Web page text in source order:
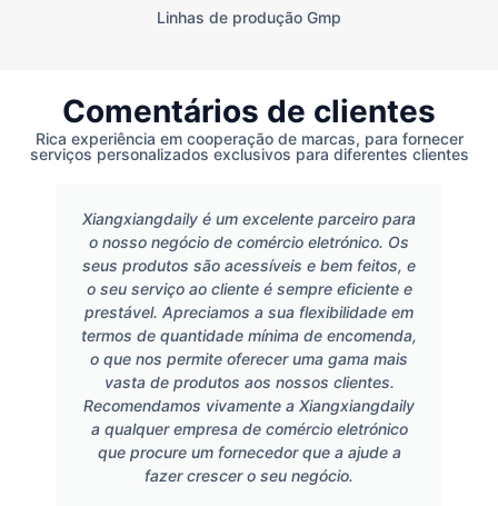
Linhas de produção Gmp
Comentários de clientes
Rica experiência em cooperação de marcas, para fornecer
serviços personalizados exclusivos para diferentes clientes
Xiangxiangdaily é um excelente parceiro para
o nosso negócio de comércio eletrónico. Os
seus produtos são acessíveis e bem feitos, e
o seu serviço ao cliente é sempre eficiente e
prestável. Apreciamos a sua flexibilidade em
termos de quantidade mínima de encomenda,
o que nos permite oferecer uma gama mais
vasta de produtos aos nossos clientes.
Recomendamos vivamente a Xiangxiangdaily
a qualquer empresa de comércio eletrónico
que procure um fornecedor que a ajude a
fazer crescer o seu negócio.